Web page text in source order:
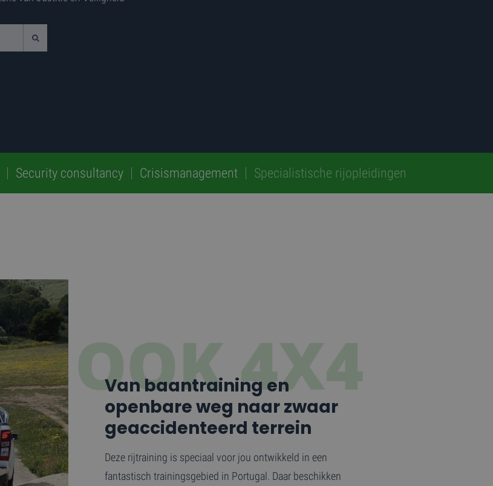
Security consultancy Crisismanagement Specialistische rijopleidingen
OOK 4X4
Van baantraining en
openbare weg naar zwaar
geaccidenteerd terrein
Deze rijtraining is speciaal voor jou ontwikkeld in een
fantastisch trainingsgebied in Portugal. Daar beschikken